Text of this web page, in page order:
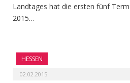
Landtages hat die ersten fünf
2015…
HESSEN
02.02.2015